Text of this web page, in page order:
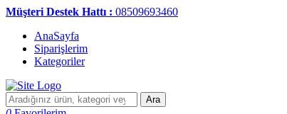
Müşteri Destek Hattı : 08509693460
AnaSayfa
Siparişlerim
Kategoriler
Ara